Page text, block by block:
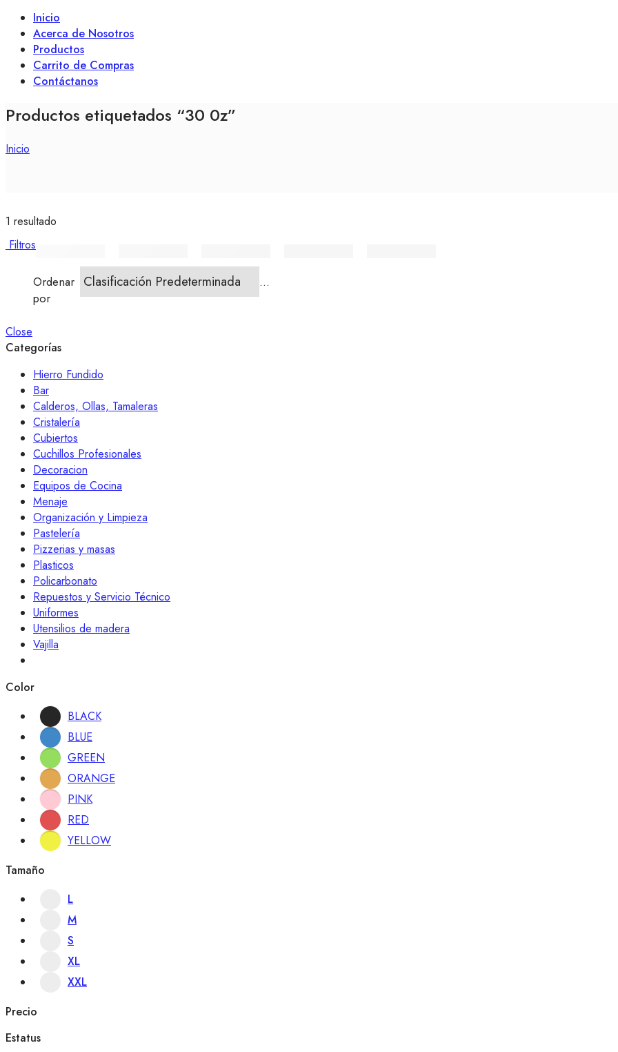
Inicio
Acerca de Nosotros
Productos
Carrito de Compras
Contáctanos
Productos etiquetados “30 0z”
Inicio
1 resultado
Filtros
Ordenar
por
...
Close
Categorías
Hierro Fundido
Bar
Calderos, Ollas, Tamaleras
Cristalería
Cubiertos
Cuchillos Profesionales
Decoracion
Equipos de Cocina
Menaje
Organización y Limpieza
Pastelería
Pizzerias y masas
Plasticos
Policarbonato
Repuestos y Servicio Técnico
Uniformes
Utensilios de madera
Vajilla
Color
BLACK
BLUE
GREEN
ORANGE
PINK
RED
YELLOW
Tamaño
L
M
S
XL
XXL
Precio
Estatus